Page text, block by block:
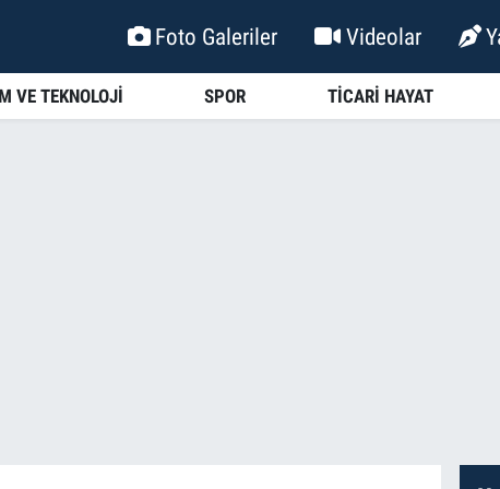
Foto Galeriler Videolar
VE TEKNOLOJİ SPOR TİCARİ HAYAT